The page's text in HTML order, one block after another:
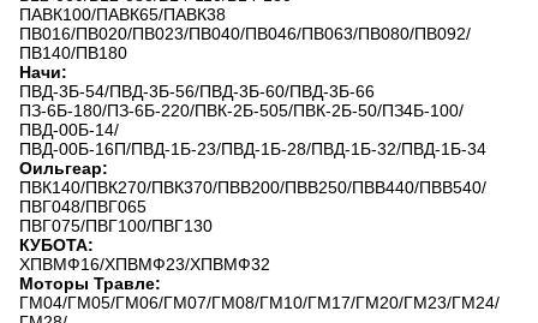
ПАВК100/ПАВК65/ПАВК38
ПВ016/ПВ020/ПВ023/ПВ040/ПВ046/ПВ063/ПВ080/ПВ092/
ПВ140/ПВ180
Начи:
ПВД-3Б-54/ПВД-3Б-56/ПВД-3Б-60/ПВД-3Б-66
ПЗ-6Б-180/ПЗ-6Б-220/ПВК-2Б-505/ПВК-2Б-50/ПЗ4Б-100/
ПВД-00Б-14/
ПВД-00Б-16П/ПВД-1Б-23/ПВД-1Б-28/ПВД-1Б-32/ПВД-1Б-34
Оильгеар:
ПВК140/ПВК270/ПВК370/ПВВ200/ПВВ250/ПВВ440/ПВВ540/
ПВГ048/ПВГ065
ПВГ075/ПВГ100/ПВГ130
КУБОТА:
ХПВМФ16/ХПВМФ23/ХПВМФ32
Моторы Травле:
ГМ04/ГМ05/ГМ06/ГМ07/ГМ08/ГМ10/ГМ17/ГМ20/ГМ23/ГМ24/